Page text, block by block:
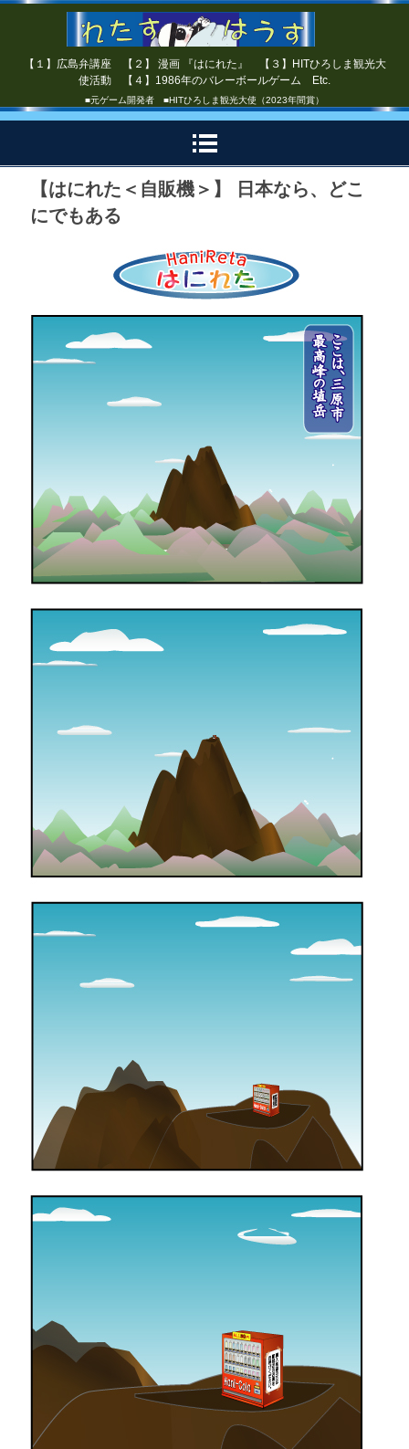
【１】広島弁講座 【２】 漫画 『はにれた』 【３】HITひろしま観光大
使活動 【４】1986年のバレーボールゲーム Etc.
■元ゲーム開発者 ■HITひろしま観光大使（2023年間賞）
【はにれた＜自販機＞】 日本なら、どこ
にでもある